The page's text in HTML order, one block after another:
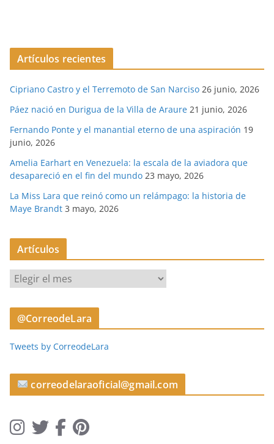
Artículos recientes
Cipriano Castro y el Terremoto de San Narciso 26 junio, 2026
Páez nació en Durigua de la Villa de Araure 21 junio, 2026
Fernando Ponte y el manantial eterno de una aspiración 19
junio, 2026
Amelia Earhart en Venezuela: la escala de la aviadora que
desapareció en el fin del mundo 23 mayo, 2026
La Miss Lara que reinó como un relámpago: la historia de
Maye Brandt 3 mayo, 2026
Artículos
r
t
u
s
@CorreodeLara
Tweets by CorreodeLara
correodelaraoficial@gmail.com